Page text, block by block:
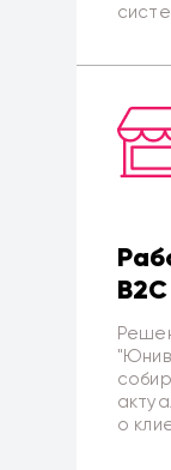
B2C
о